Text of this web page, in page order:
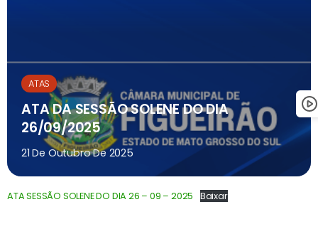
ATAS
ATA DA SESSÃO SOLENE DO DIA
26/09/2025
21 De Outubro De 2025
ATA SESSÃO SOLENE DO DIA 26 – 09 – 2025 Baixar